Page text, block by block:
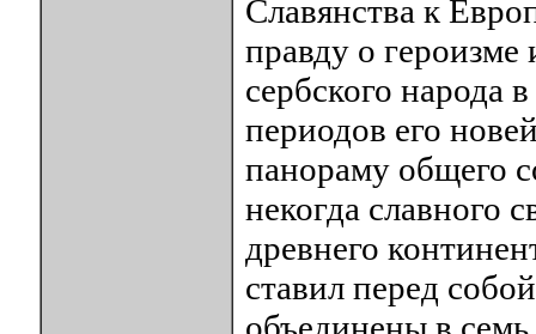
Славянства к
правду о героизме
сербского народа
периодов его
панораму общего
некогда славного
древнего
ставил перед